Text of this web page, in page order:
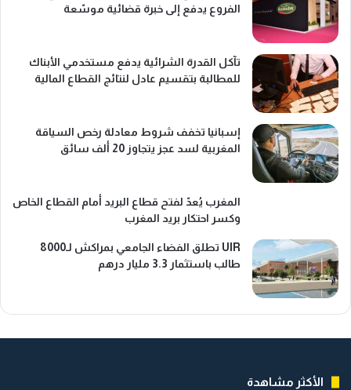
الفروع يدفع إلى خبرة قضائية موسّعة
تآكل القدرة الشرائية يدفع مستخدمي الأبناك
للمطالبة بتقسيم عادل لنتائج القطاع المالية
إسبانيا تخفف شروط معادلة رخص السياقة
المغربية لسد عجز يتجاوز 20 ألف سائق
المغرب يُعدّ لفتح قطاع البريد أمام القطاع الخاص
وكسر احتكار بريد المغرب
UIR تطلق الفضاء الجامعي بمراكش لـ8000
طالب باستثمار 3.3 مليار درهم
الأكثر مشاهدة